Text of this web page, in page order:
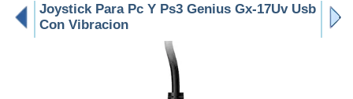
Joystick Para Pc Y Ps3 Genius Gx-17Uv Usb
Con Vibracion